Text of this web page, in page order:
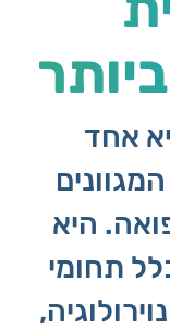
אחד
היא
תחומי